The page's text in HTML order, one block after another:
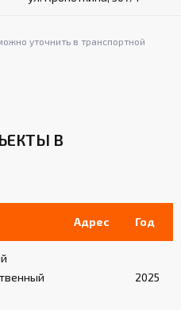
уточнить в транспортной
В
Адрес Год
2025